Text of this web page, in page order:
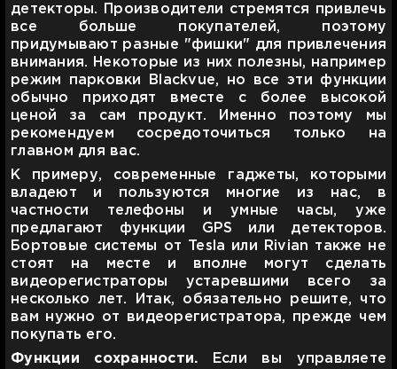
детекторы. Производители стремятся привлечь
все больше покупателей, поэтому
придумывают разные "фишки" для привлечения
внимания. Некоторые из них полезны, например
режим парковки Blackvue, но все эти функции
обычно приходят вместе с более высокой
ценой за сам продукт. Именно поэтому мы
рекомендуем сосредоточиться только на
главном для вас.
К примеру, современные гаджеты, которыми
владеют и пользуются многие из нас, в
частности телефоны и умные часы, уже
предлагают функции GPS или детекторов.
Бортовые системы от Tesla или Rivian также не
стоят на месте и вполне могут сделать
видеорегистраторы устаревшими всего за
несколько лет. Итак, обязательно решите, что
вам нужно от видеорегистратора, прежде чем
покупать его.
Функции сохранности. Если вы управляете